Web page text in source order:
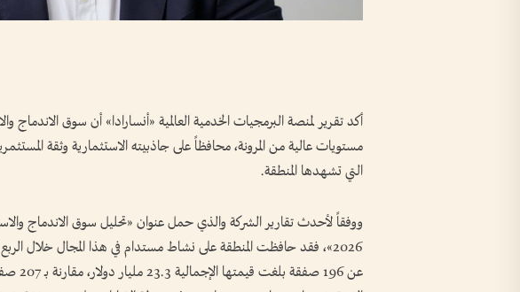
أكد تقرير لمنصة البرمجيات الخدمية العالمية «أنسارادا» أن سوق الاندماج
مستويات عالية من المرونة، محافظاً على جاذبيته الاستثمارية وثقة
التي تشهدها المنطقة.
ووفقاً لأحدث تقارير الشركة والذي حمل عنوان «تحليل سوق الاندماج
2026»، فقد حافظت المنطقة على نشاط مستدام في هذا المجال خلال